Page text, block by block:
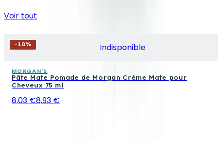
Voir tout
-10% Indisponible
MORGAN'S
Pâte Mate Pomade de Morgan Crème Mate pour
Cheveux 75 ml
8,03 €8,93 €